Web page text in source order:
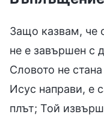
Защо казвам, че
не е завършен с
Словото не
Исус направи, е
плът; Той